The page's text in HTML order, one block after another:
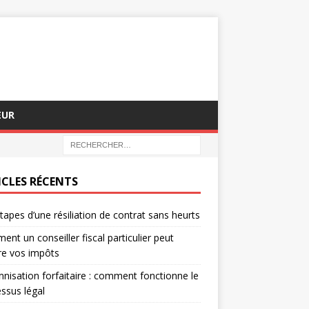
RÉCENTS
d’une résiliation de contrat sans heurts
un conseiller fiscal particulier peut
vos impôts
forfaitaire : comment fonctionne le
légal